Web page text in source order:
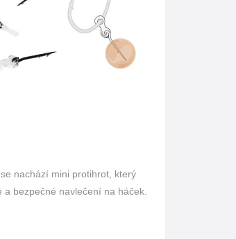
nachází mini protihrot, který
bezpečné navlečení na háček.